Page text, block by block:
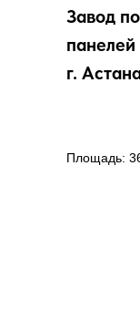
Завод
панелей
г.
Площадь: